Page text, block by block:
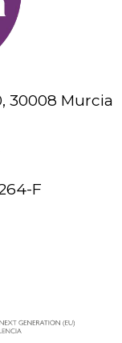
30008 Murcia
F